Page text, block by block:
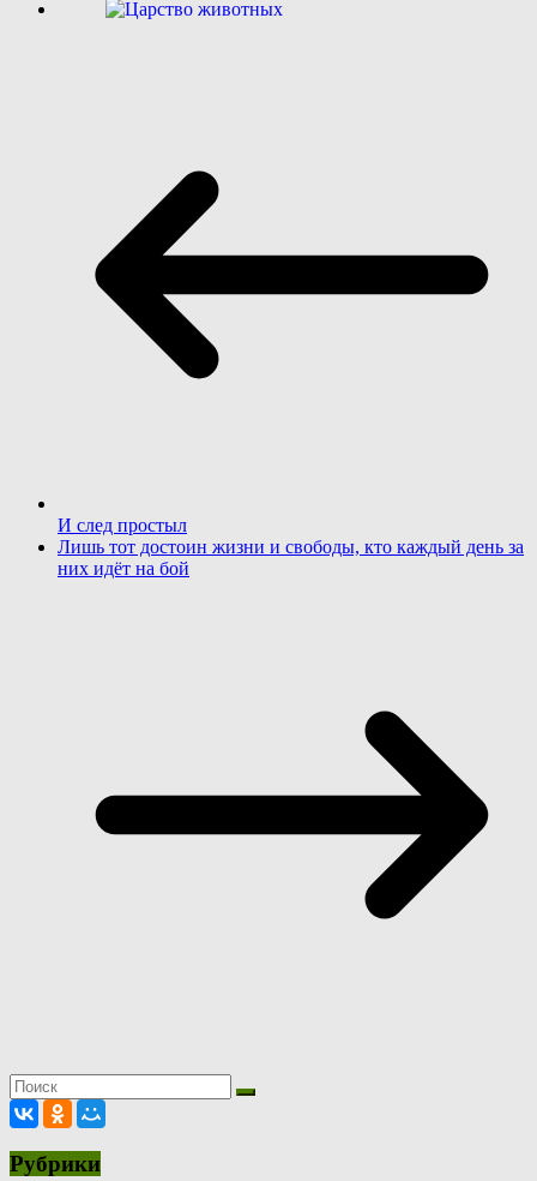
И след простыл
Лишь тот достоин жизни и свободы, кто каждый день за
них идёт на бой
Рубрики